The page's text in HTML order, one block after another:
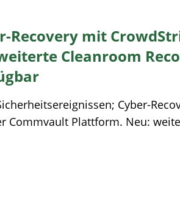
Recovery mit
Cleanroom
Cyber-
Commvault Plattform. Neu: